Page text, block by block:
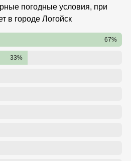
погодные условия, при
в городе Логойск
67%
33%